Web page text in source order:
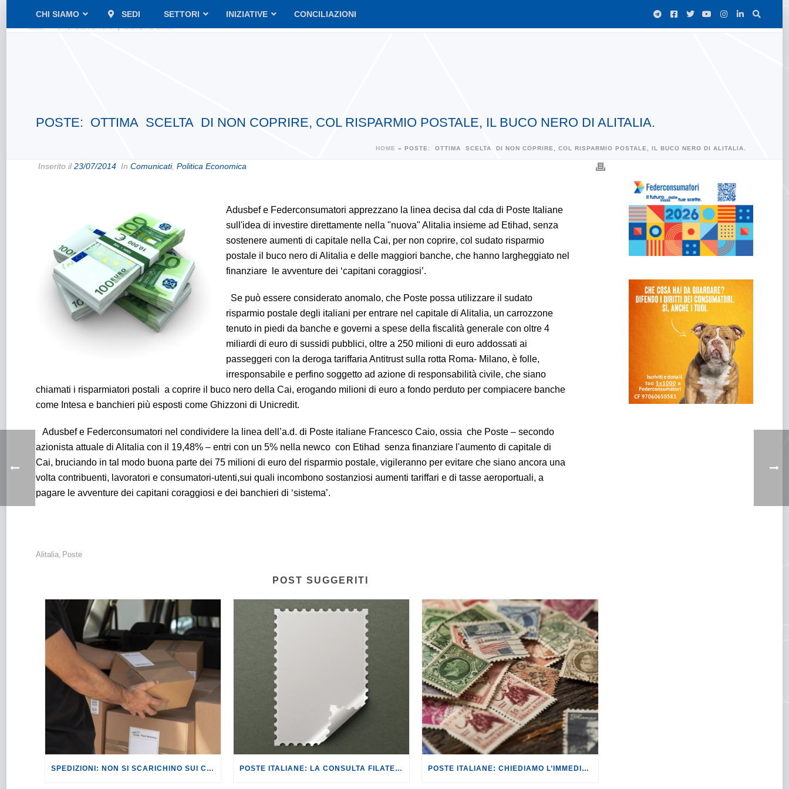
CHI SIAMO SEDI SETTORI INIZIATIVE CONCILIAZIONI
POSTE: OTTIMA SCELTA DI NON COPRIRE, COL RISPARMIO POSTALE, IL BUCO NERO DI ALITALIA.
HOME » POSTE: OTTIMA SCELTA DI NON COPRIRE, COL RISPARMIO POSTALE, IL BUCO NERO DI ALITALIA.
Inserito il23/07/2014 In Comunicati, Politica Economica
Adusbef e Federconsumatori apprezzano la linea decisa dal cda di Poste Italiane
sull'idea di investire direttamente nella "nuova" Alitalia insieme ad Etihad, senza
sostenere aumenti di capitale nella Cai, per non coprire, col sudato risparmio
postale il buco nero di Alitalia e delle maggiori banche, che hanno largheggiato nel
finanziare le avventure dei ‘capitani coraggiosi’.
Se può essere considerato anomalo, che Poste possa utilizzare il sudato
risparmio postale degli italiani per entrare nel capitale di Alitalia, un carrozzone
tenuto in piedi da banche e governi a spese della fiscalità generale con oltre 4
miliardi di euro di sussidi pubblici, oltre a 250 milioni di euro addossati ai
passeggeri con la deroga tariffaria Antitrust sulla rotta Roma- Milano, è folle,
irresponsabile e perfino soggetto ad azione di responsabilità civile, che siano
chiamati i risparmiatori postali a coprire il buco nero della Cai, erogando milioni di euro a fondo perduto per compiacere banche
come Intesa e banchieri più esposti come Ghizzoni di Unicredit.
Adusbef e Federconsumatori nel condividere la linea dell’a.d. di Poste italiane Francesco Caio, ossia che Poste – secondo
azionista attuale di Alitalia con il 19,48% – entri con un 5% nella newco con Etihad senza finanziare l'aumento di capitale di
Cai, bruciando in tal modo buona parte dei 75 milioni di euro del risparmio postale, vigileranno per evitare che siano ancora una
volta contribuenti, lavoratori e consumatori-utenti,sui quali incombono sostanziosi aumenti tariffari e di tasse aeroportuali, a
pagare le avventure dei capitani coraggiosi e dei banchieri di ‘sistema’.
Alitalia, Poste
POST SUGGERITI
SPEDIZIONI: NON SI SCARICHINO SUI CONSUMATORI LE NUOVE TASSE SUI PACCHI EXTRA UE. POSTE ITALIANE: LA CONSULTA FILATELICA SCAVALCATA NELLA DECISIONE DI EMETTERE IL FRANCOBOLLO DEDICATO AL FASCISTA ITALO FOSCHI. POSTE ITALIANE: CHIEDIAMO L’IMMEDIATO RITIRO DEL FRANCOBOLLO DEDICATO A ITALO FOSCHI.